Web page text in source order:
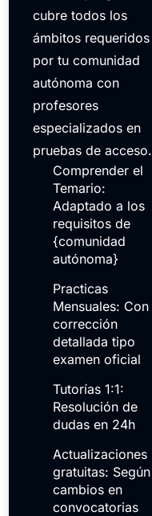
cubre todos los
ámbitos requeridos
por tu comunidad
autónoma con
profesores
especializados en
pruebas de acceso.
Comprender el
Temario:
Adaptado a los
requisitos de
{comunidad
autónoma}
Practicas
Mensuales: Con
corrección
detallada tipo
examen oficial
Tutorías 1:1:
Resolución de
dudas en 24h
Actualizaciones
gratuitas: Según
cambios en
convocatorias